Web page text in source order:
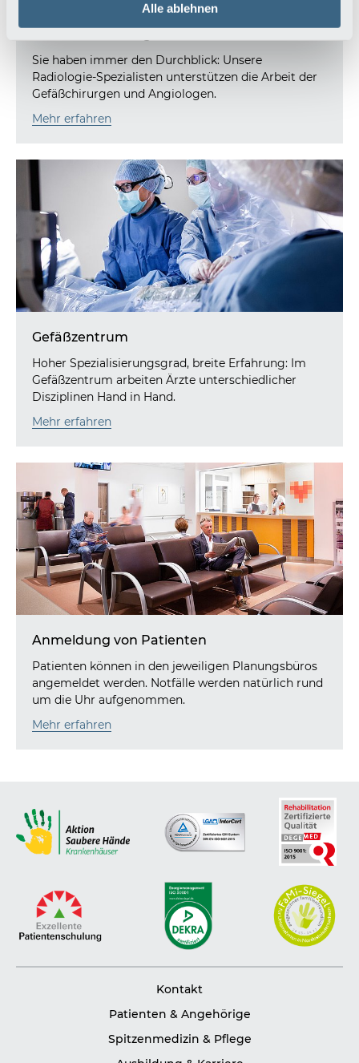
Alle ablehnen
Sie haben immer den Durchblick: Unsere
Radiologie-Spezialisten unterstützen die Arbeit der
Gefäßchirurgen und Angiologen.
Mehr erfahren
Gefäßzentrum
Hoher Spezialisierungsgrad, breite Erfahrung: Im
Gefäßzentrum arbeiten Ärzte unterschiedlicher
Disziplinen Hand in Hand.
Mehr erfahren
Anmeldung von Patienten
Patienten können in den jeweiligen Planungsbüros
angemeldet werden. Notfälle werden natürlich rund
um die Uhr aufgenommen.
Mehr erfahren
Kontakt
Patienten & Angehörige
Spitzenmedizin & Pflege